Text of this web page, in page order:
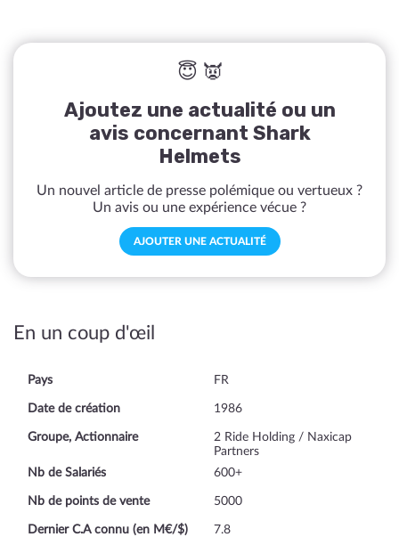
😇 👿
Ajoutez une actualité ou un
avis concernant Shark
Helmets
Un nouvel article de presse polémique ou vertueux ?
Un avis ou une expérience vécue ?
AJOUTER UNE ACTUALITÉ
En un coup d'œil
Pays FR
Date de création 1986
Groupe, Actionnaire
2 Ride Holding / Naxicap
Partners
Nb de Salariés
600+
Nb de points de vente 5000
Dernier C.A connu (en M€/$) 7.8